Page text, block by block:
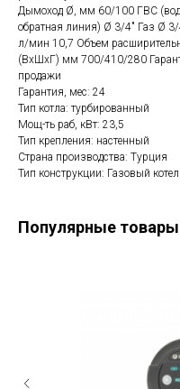
Дымоход Ø, мм 60/100 ГВС
обратная линия) Ø 3/4″ Газ Ø
л/мин 10,7 Объем
(ВхШхГ) мм 700/410/280
продажи
Гарантия, мес: 24
Тип котла: турбированный
Мощ-ть раб, кВт: 23,5
Тип крепления: настенный
Страна производства: Турция
Тип конструкции: Газовый котел
Популярные товары